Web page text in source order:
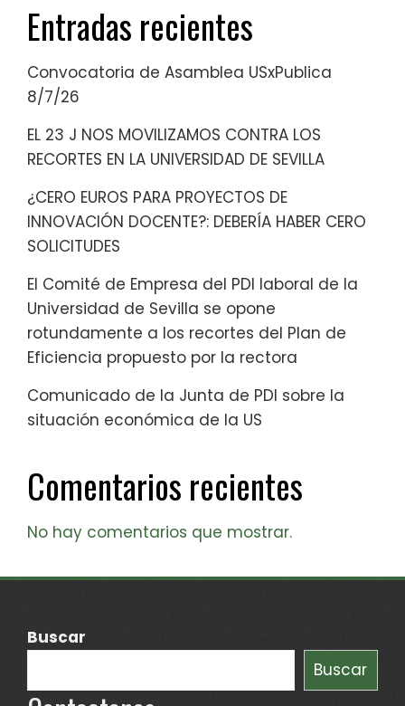
Entradas recientes
Convocatoria de Asamblea USxPublica
8/7/26
EL 23 J NOS MOVILIZAMOS CONTRA LOS
RECORTES EN LA UNIVERSIDAD DE SEVILLA
¿CERO EUROS PARA PROYECTOS DE
INNOVACIÓN DOCENTE?: DEBERÍA HABER CERO
SOLICITUDES
El Comité de Empresa del PDI laboral de la
Universidad de Sevilla se opone
rotundamente a los recortes del Plan de
Eficiencia propuesto por la rectora
Comunicado de la Junta de PDI sobre la
situación económica de la US
Comentarios recientes
No hay comentarios que mostrar.
Buscar
Buscar